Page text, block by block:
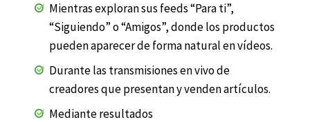
Mientras exploran sus feeds “Para ti”,
“Siguiendo” o “Amigos”, donde los productos
pueden aparecer de forma natural en vídeos.
Durante las transmisiones en vivo de
creadores que presentan y venden artículos.
Mediante resultados